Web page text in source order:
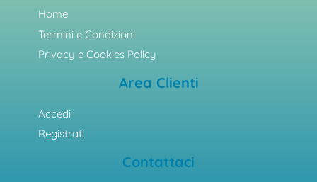
Home
Termini e Condizioni
Privacy e Cookies Policy
Area Clienti
Accedi
Registrati
Contattaci